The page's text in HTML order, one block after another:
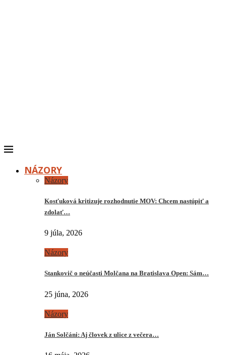
NÁZORY
Názory
Kosťuková kritizuje rozhodnutie MOV: Chcem nastúpiť a
zdolať…
9 júla, 2026
Názory
Stankovič o neúčasti Molčana na Bratislava Open: Sám…
25 júna, 2026
Názory
Ján Solčáni: Aj človek z ulice z večera…